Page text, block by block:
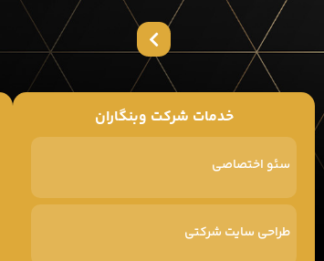
خدمات شرکت وبنگاران
سئو اختصاصی
طراحی سایت شرکتی